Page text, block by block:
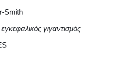
Smith
εγκεφαλικός γιγαντισμός